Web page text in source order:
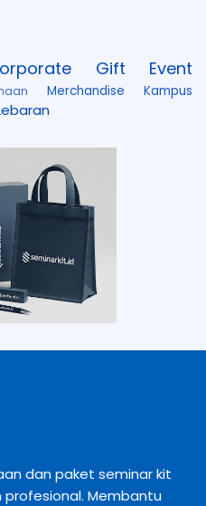
Gift
Event
Merchandise Kampus
dan paket seminar kit
Membantu